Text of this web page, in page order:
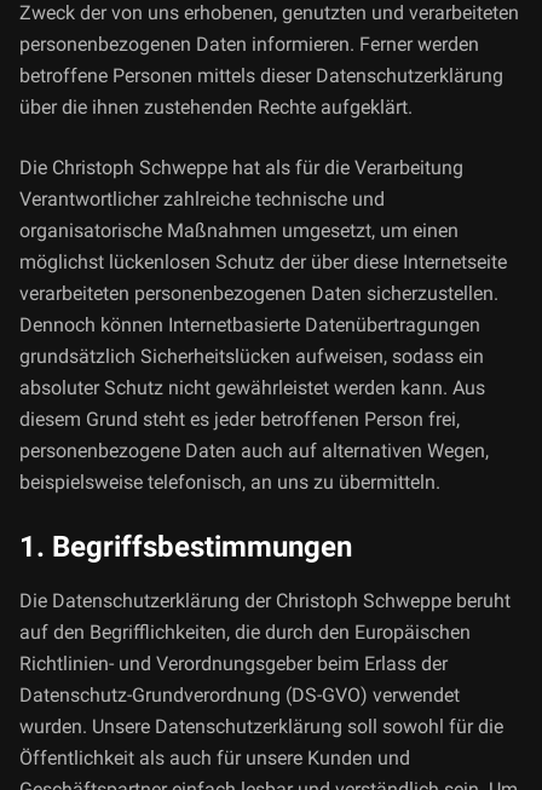
Zweck der von uns erhobenen, genutzten und verarbeiteten
personenbezogenen Daten informieren. Ferner werden
betroffene Personen mittels dieser Datenschutzerklärung
über die ihnen zustehenden Rechte aufgeklärt.
Die Christoph Schweppe hat als für die Verarbeitung
Verantwortlicher zahlreiche technische und
organisatorische Maßnahmen umgesetzt, um einen
möglichst lückenlosen Schutz der über diese Internetseite
verarbeiteten personenbezogenen Daten sicherzustellen.
Dennoch können Internetbasierte Datenübertragungen
grundsätzlich Sicherheitslücken aufweisen, sodass ein
absoluter Schutz nicht gewährleistet werden kann. Aus
diesem Grund steht es jeder betroffenen Person frei,
personenbezogene Daten auch auf alternativen Wegen,
beispielsweise telefonisch, an uns zu übermitteln.
1. Begriffsbestimmungen
Die Datenschutzerklärung der Christoph Schweppe beruht
auf den Begrifflichkeiten, die durch den Europäischen
Richtlinien- und Verordnungsgeber beim Erlass der
Datenschutz-Grundverordnung (DS-GVO) verwendet
wurden. Unsere Datenschutzerklärung soll sowohl für die
Öffentlichkeit als auch für unsere Kunden und